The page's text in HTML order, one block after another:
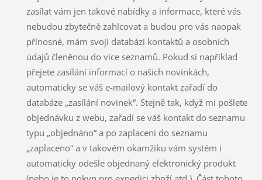
zasílat vám jen takové nabídky a informace, které vás
nebudou zbytečně zahlcovat a budou pro vás naopak
přínosné, mám svoji databázi kontaktů a osobních
údajů členěnou do více seznamů. Pokud si například
přejete zasílání informací o našich novinkách,
automaticky se váš e-mailový kontakt zařadí do
databáze „zasílání novinek“. Stejně tak, když mi pošlete
objednávku z webu, zařadí se váš kontakt do seznamu
typu „objednáno“ a po zaplacení do seznamu
„zaplaceno“ a v takovém okamžiku vám systém i
automaticky odešle objednaný elektronický produkt